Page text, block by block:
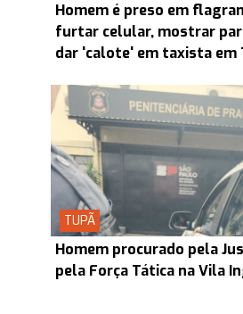
Homem é preso em
furtar celular, mostrar
dar 'calote' em taxista em
TUPÃ
Homem procurado pela
pela Força Tática na Vila